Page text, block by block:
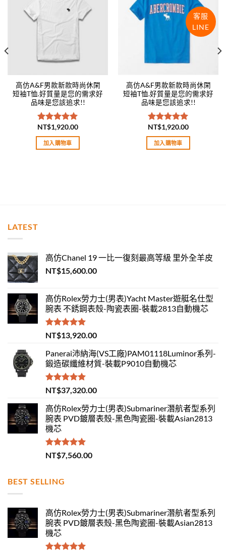
高仿A&F男款新款時尚休閑
短袖T恤.好質量是您的需求好
品味是您該追求!!
評分5.00
滿分 5
NT$1,920.00
加入購物車
wishlist
高仿A&F男款新款時尚休閑
短袖T恤.好質量是您的需求好
品味是您該追求!!
評分5.00
滿分 5
NT$1,920.00
加入購物車
LATEST
高仿Chanel 19 一比一復刻最高等級 里外全羊皮
NT$15,600.00
高仿Rolex勞力士(男表)Yacht Master遊艇名仕型
腕表 不銹鋼表殼-陶瓷表圈-裝載2813自動機芯
評分5.00
滿分 5
NT$13,920.00
Panerai沛納海(VS工廠)PAM01118Luminor系列-
鍛造碳纖維材質-裝載P9010自動機芯
評分5.00
滿分 5
NT$37,320.00
高仿Rolex勞力士(男表)Submariner潛航者型系列
腕表 PVD鍍層表殼-黑色陶瓷圈-裝載Asian2813
機芯
評分 5.00
滿分 5
NT$7,560.00
BEST SELLING
高仿Rolex勞力士(男表)Submariner潛航者型系列
腕表 PVD鍍層表殼-黑色陶瓷圈-裝載Asian2813
機芯
客服
LINE